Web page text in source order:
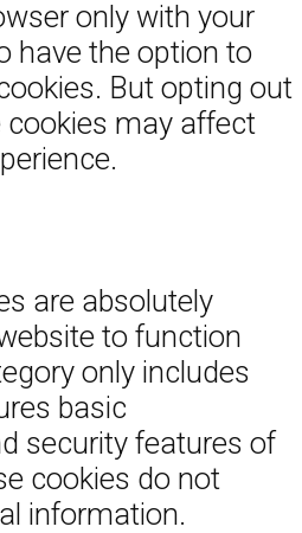
only with your
have the option to
But opting out
may affect
are absolutely
to function
only includes
basic
security features of
cookies do not
information.